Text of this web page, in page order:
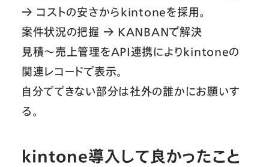
→ コストの安さからkintoneを採用。
案件状況の把握 → KANBANで解決
見積〜売上管理をAPI連携によりkintoneの
関連レコードで表示。
自分でできない部分は社外の誰かにお願いす
る。
kintone導入して良かったこと